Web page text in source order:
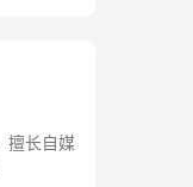
擅长自媒